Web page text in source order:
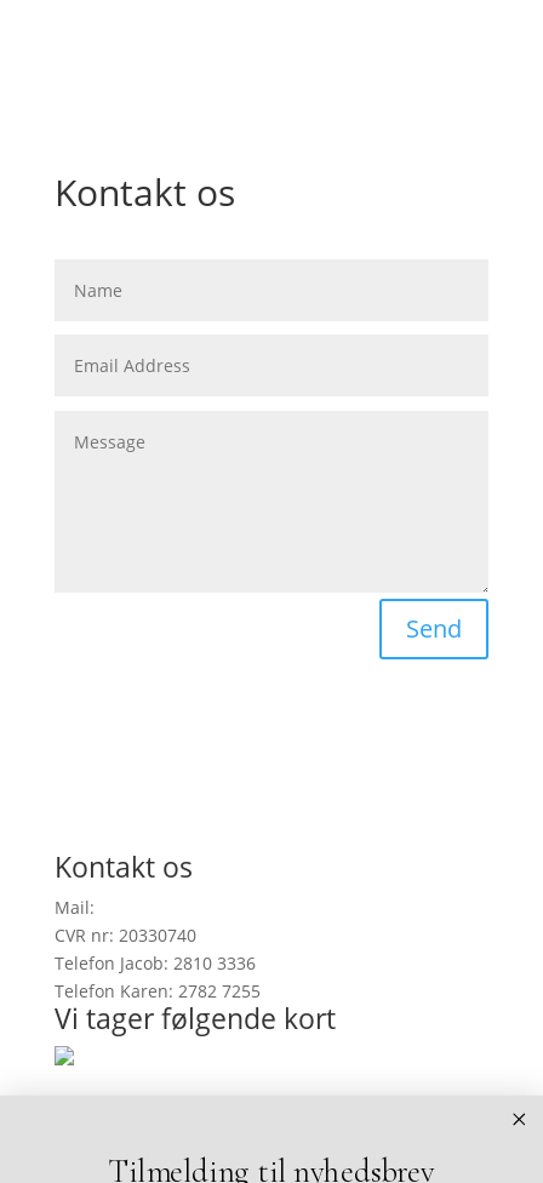
Kontakt os
Send
Kontakt os
Mail:
CVR nr: 20330740
Telefon Jacob: 2810 3336
Telefon Karen: 2782 7255
Vi tager følgende kort
I vores webshop kan du se et udvalg af de
Tilmelding til nyhedsbrev